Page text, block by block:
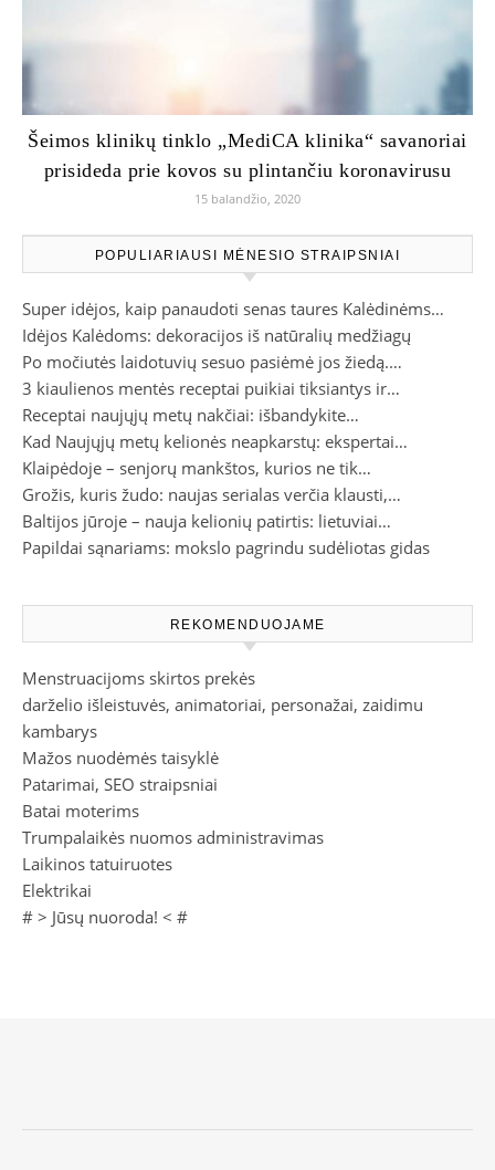
Šeimos klinikų tinklo „MediCA klinika“ savanoriai
prisideda prie kovos su plintančiu koronavirusu
15 balandžio, 2020
POPULIARIAUSI MĖNESIO STRAIPSNIAI
Super idėjos, kaip panaudoti senas taures Kalėdinėms…
Idėjos Kalėdoms: dekoracijos iš natūralių medžiagų
Po močiutės laidotuvių sesuo pasiėmė jos žiedą.…
3 kiaulienos mentės receptai puikiai tiksiantys ir…
Receptai naujųjų metų nakčiai: išbandykite…
Kad Naujųjų metų kelionės neapkarstų: ekspertai…
Klaipėdoje – senjorų mankštos, kurios ne tik…
Grožis, kuris žudo: naujas serialas verčia klausti,…
Baltijos jūroje – nauja kelionių patirtis: lietuviai…
Papildai sąnariams: mokslo pagrindu sudėliotas gidas
REKOMENDUOJAME
Menstruacijoms skirtos prekės
darželio išleistuvės, animatoriai, personažai, zaidimu
kambarys
Mažos nuodėmės taisyklė
Patarimai, SEO straipsniai
Batai moterims
Trumpalaikės nuomos administravimas
Laikinos tatuiruotes
Elektrikai
# > Jūsų nuoroda! < #